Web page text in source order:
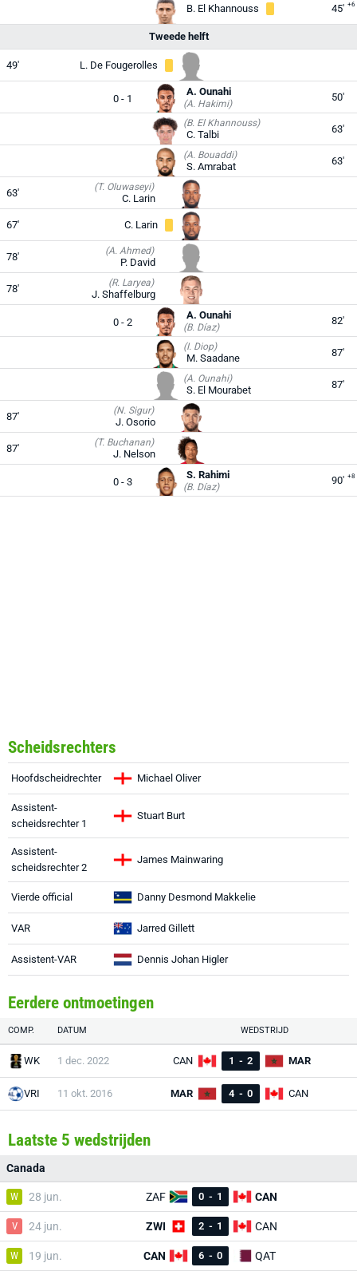
B. El Khannouss 45' +6
Tweede helft
49' L. De Fougerolles
0 - 1
A. Ounahi
(A. Hakimi)
50'
(B. El Khannouss)
C. Talbi 63'
(A. Bouaddi)
S. Amrabat 63'
63' (T. Oluwaseyi)
C. Larin
67' C. Larin
78' (A. Ahmed)
P. David
78' (R. Laryea)
J. Shaffelburg
0 - 2
A. Ounahi
(B. Díaz)
82'
(I. Diop)
M. Saadane 87'
(A. Ounahi)
S. El Mourabet 87'
87' (N. Sigur)
J. Osorio
87' (T. Buchanan)
J. Nelson
0 - 3
S. Rahimi
(B. Díaz)
90' +8
Scheidsrechters
Hoofdscheidrechter Michael Oliver
Assistent-
scheidsrechter 1
Stuart Burt
Assistent-
scheidsrechter 2
James Mainwaring
Vierde official Danny Desmond Makkelie
VAR Jarred Gillett
Assistent-VAR Dennis Johan Higler
Eerdere ontmoetingen
COMP. DATUM WEDSTRIJD
WK 1 dec. 2022 CAN 1 - 2 MAR
VRI 11 okt. 2016 MAR 4 - 0 CAN
Laatste 5 wedstrijden
Canada
W 28 jun. ZAF 0 - 1 CAN
V 24 jun. ZWI 2 - 1 CAN
W 19 jun. CAN 6 - 0 QAT